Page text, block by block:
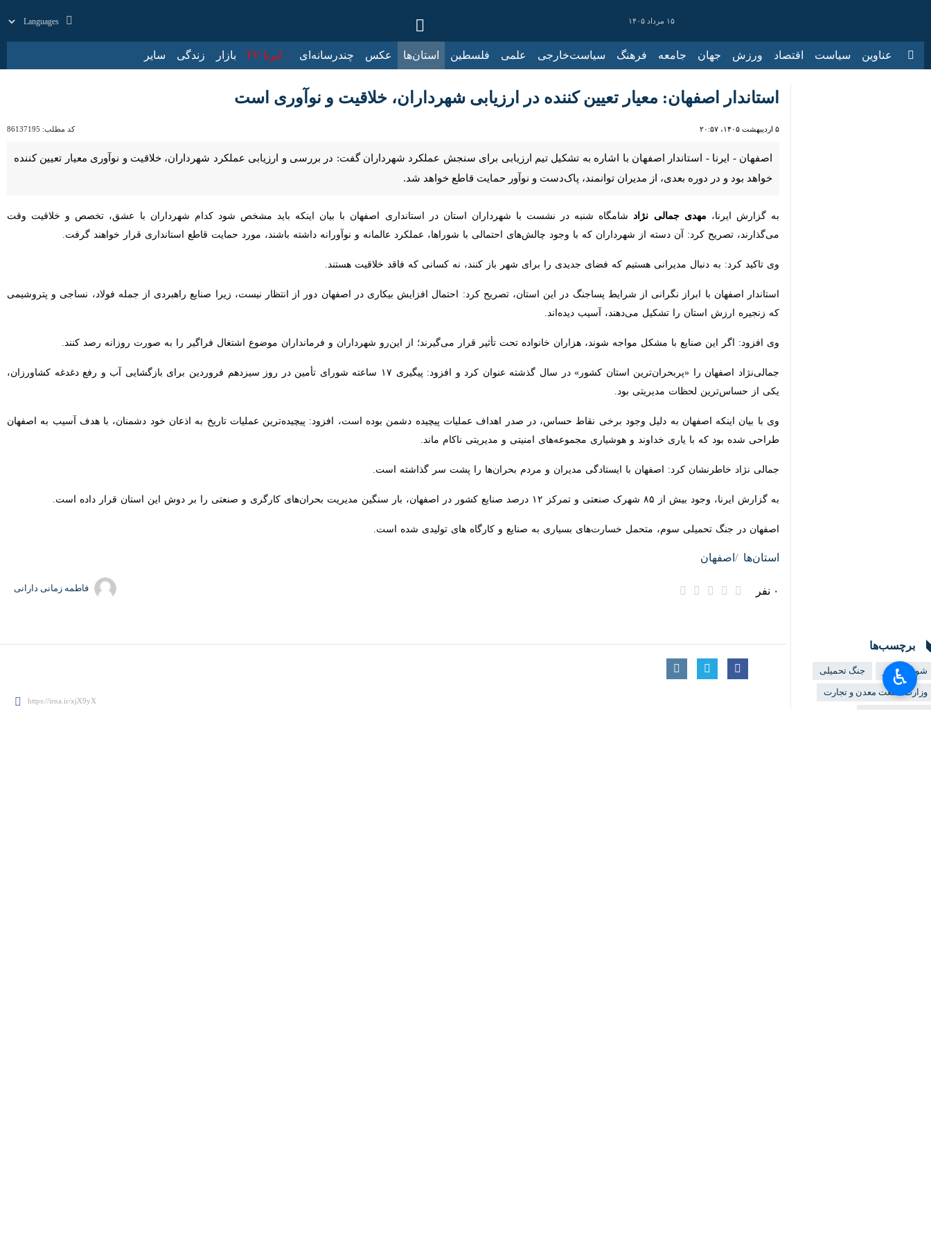
۱۵ مرداد ۱۴۰۵
عناوین‌ سیاست اقتصاد ورزش جهان جامعه فرهنگ سیاست‌خارجی علمی فلسطین استان‌ها عکس چندرسانه‌ای ایرنا TV بازار زندگی سایر
استاندار اصفهان: معیار تعیین کننده در ارزیابی شهرداران، خلاقیت و نوآوری است
۵ اردیبهشت ۱۴۰۵، ۲۰:۵۷ کد مطلب:86137195
اصفهان - ایرنا - استاندار اصفهان با اشاره به تشکیل تیم ارزیابی برای سنجش عملکرد شهرداران گفت: در بررسی و ارزیابی عملکرد شهرداران، خلاقیت و نوآوری معیار تعیین کننده خواهد بود و
در دوره بعدی، از مدیران توانمند، پاک‌دست و نوآور حمایت قاطع خواهد شد.
به گزارش ایرنا،مهدی جمالی نژادشامگاه شنبه در نشست با شهرداران استان در استانداری اصفهان با بیان اینکه باید مشخص شود کدام شهرداران با عشق، تخصص و خلاقیت وقت می‌گذارند،
تصریح کرد: آن دسته از شهرداران که با وجود چالش‌های احتمالی با شوراها، عملکرد عالمانه و نوآورانه داشته باشند، مورد حمایت قاطع استانداری قرار خواهند گرفت.
وی تاکید کرد: به دنبال مدیرانی هستیم که فضای جدیدی را برای شهر باز کنند، نه کسانی که فاقد خلاقیت هستند.
استاندار اصفهان با ابراز نگرانی از شرایط پساجنگ در این استان، تصریح کرد: احتمال افزایش بیکاری در اصفهان دور از انتظار نیست، زیرا صنایع راهبردی از جمله فولاد، نساجی و پتروشیمی که
زنجیره ارزش استان را تشکیل می‌دهند، آسیب دیده‌اند.
وی افزود: اگر این صنایع با مشکل مواجه شوند، هزاران خانواده تحت تأثیر قرار می‌گیرند؛ از این‌رو شهرداران و فرمانداران موضوع اشتغال فراگیر را به صورت روزانه رصد کنند.
جمالی‌نژاد اصفهان را «پربحران‌ترین استان کشور» در سال گذشته عنوان کرد و افزود: پیگیری ۱۷ ساعته شورای تأمین در روز سیزدهم فروردین برای بازگشایی آب و رفع دغدغه کشاورزان، یکی از
حساس‌ترین لحظات مدیریتی بود.
وی با بیان اینکه اصفهان به دلیل وجود برخی نقاط حساس، در صدر اهداف عملیات پیچیده دشمن بوده است، افزود: پیچیده‌ترین عملیات تاریخ به اذعان خود دشمنان، با هدف آسیب به اصفهان
طراحی شده بود که با یاری خداوند و هوشیاری مجموعه‌های امنیتی و مدیریتی ناکام ماند.
جمالی نژاد خاطرنشان کرد: اصفهان با ایستادگی مدیران و مردم بحران‌ها را پشت سر گذاشته است.
به گزارش ایرنا، وجود بیش از ۸۵ شهرک صنعتی و تمرکز ۱۲ درصد صنایع کشور در اصفهان، بار سنگین مدیریت بحران‌های کارگری و صنعتی را بر دوش این استان قرار داده است.
اصفهان در جنگ تحمیلی سوم، متحمل خسارت‌های بسیاری به صنایع و کارگاه های تولیدی شده است.
استان‌ها اصفهان
۰ نفر فاطمه زمانی دارانی
برچسب‌ها
شورای شهر
جنگ تحمیلی
وزارت صنعت معدن و تجارت
♿︎